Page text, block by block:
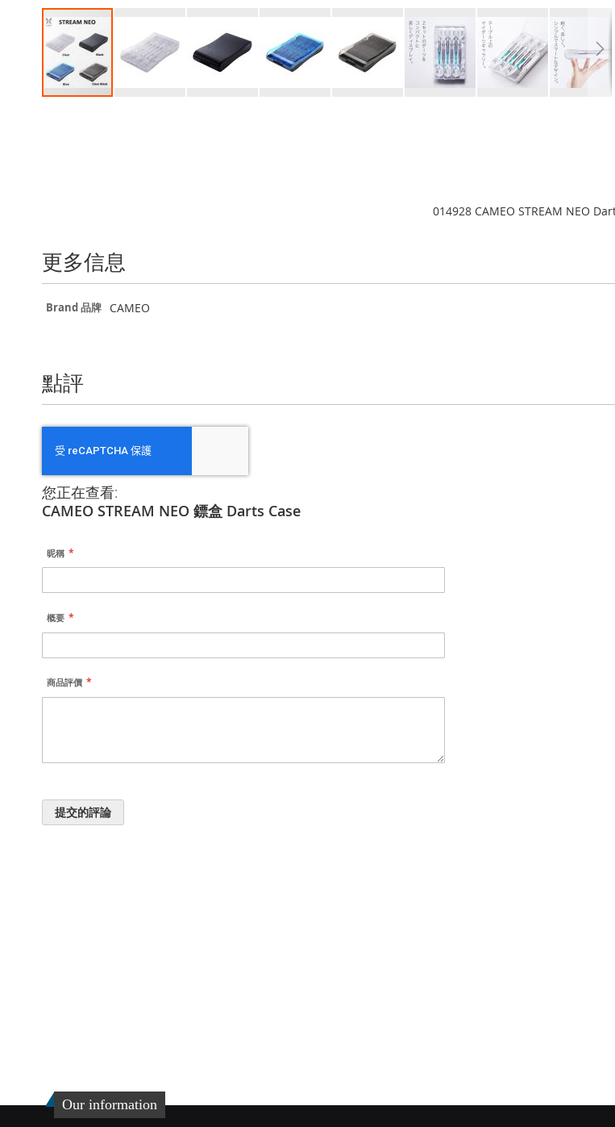
014928 CAMEO STREAM NEO
更多信息
更
Brand 品牌 CAMEO
點評
您正在查看:
CAMEO STREAM NEO 鏢盒 Darts Case
昵稱
概要
商品評價
提交的評論
Our information